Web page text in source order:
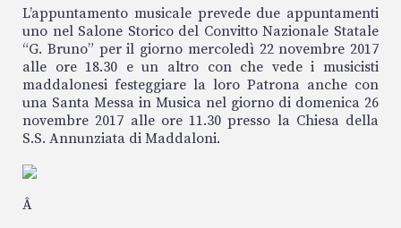
L’appuntamento musicale prevede due appuntamenti
uno nel Salone Storico del Convitto Nazionale Statale
“G. Bruno” per il giorno mercoledì 22 novembre 2017
alle ore 18.30 e un altro con che vede i musicisti
maddalonesi festeggiare la loro Patrona anche con
una Santa Messa in Musica nel giorno di domenica 26
novembre 2017 alle ore 11.30 presso la Chiesa della
S.S. Annunziata di Maddaloni.
Â